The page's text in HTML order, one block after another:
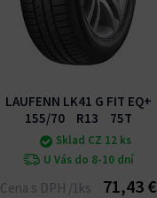
LAUFENN LK41 G FIT EQ+
155/70 R13 75T
Sklad CZ 12 ks
U Vás do 8-10 dní
Cena s DPH /1ks 71,43 €